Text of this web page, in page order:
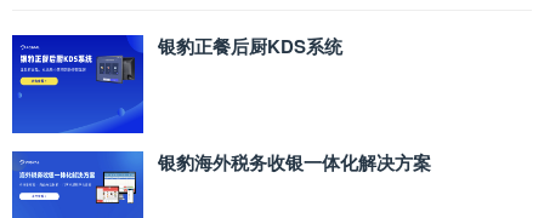
银豹正餐后厨KDS系统
银豹海外税务收银一体化解决方案